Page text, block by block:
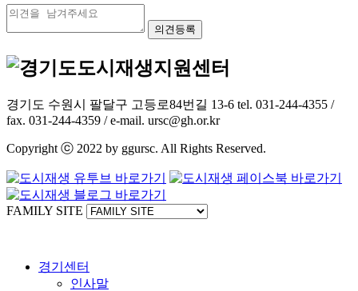
경기도 수원시 팔달구 고등로84번길 13-6 tel. 031-244-4355 /
fax. 031-244-4359 / e-mail. ursc@gh.or.kr
Copyright ⓒ 2022 by ggursc. All Rights Reserved.
FAMILY SITE
경기센터
인사말